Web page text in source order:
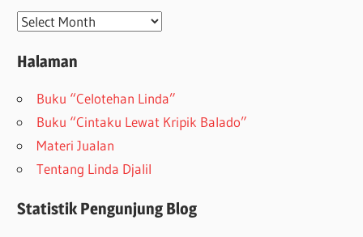
Arsip
Halaman
Buku “Celotehan Linda”
Buku “Cintaku Lewat Kripik Balado”
Materi Jualan
Tentang Linda Djalil
Statistik Pengunjung Blog